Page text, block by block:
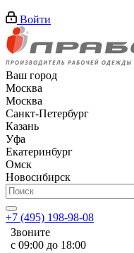
Войти
Ваш город
Москва
Москва
Санкт-Петербург
Казань
Уфа
Екатеринбург
Омск
Новосибирск
+7 (495) 198-98-08
Звоните
с 09:00 до 18:00